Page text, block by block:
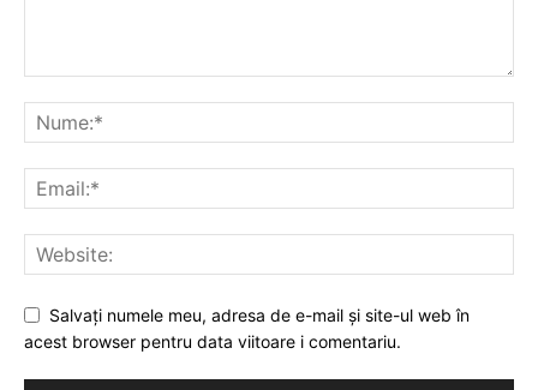
Salvați numele meu, adresa de e-mail și site-ul web în
acest browser pentru data viitoare i comentariu.